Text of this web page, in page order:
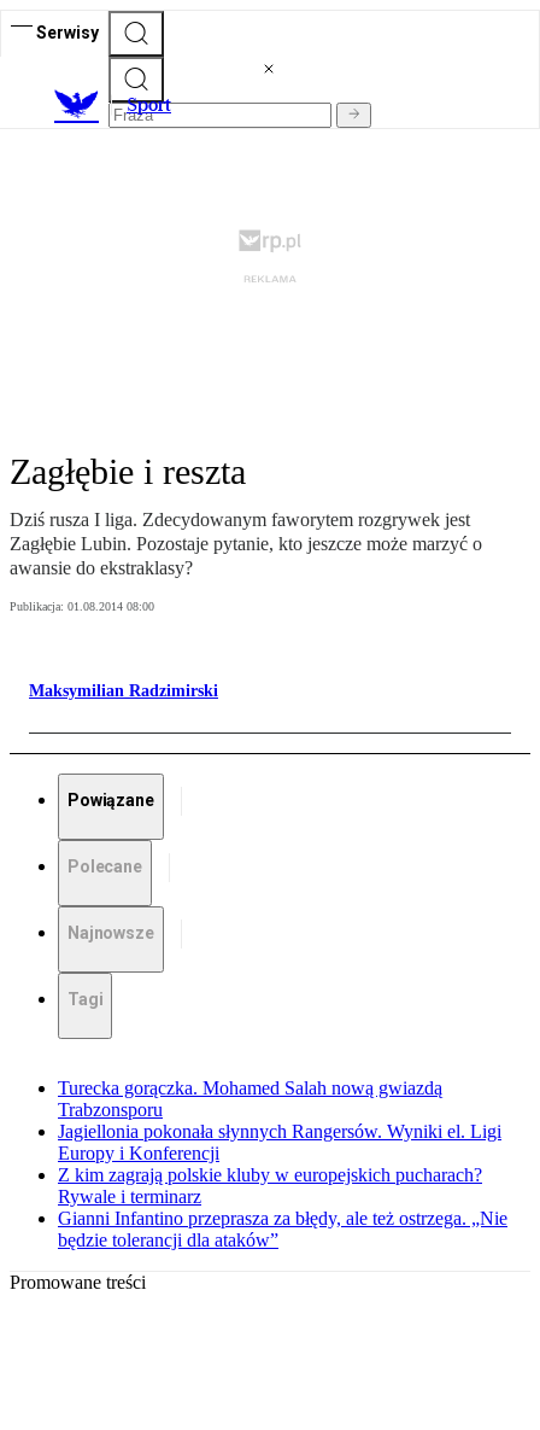
Serwisy
Sport
Zagłębie i reszta
Dziś rusza I liga. Zdecydowanym faworytem rozgrywek jest
Zagłębie Lubin. Pozostaje pytanie, kto jeszcze może marzyć o
awansie do ekstraklasy?
Publikacja: 01.08.2014 08:00
Maksymilian Radzimirski
Powiązane
Polecane
Najnowsze
Tagi
Turecka gorączka. Mohamed Salah nową gwiazdą
Trabzonsporu
Jagiellonia pokonała słynnych Rangersów. Wyniki el. Ligi
Europy i Konferencji
Z kim zagrają polskie kluby w europejskich pucharach?
Rywale i terminarz
Gianni Infantino przeprasza za błędy, ale też ostrzega. „Nie
będzie tolerancji dla ataków”
Promowane treści